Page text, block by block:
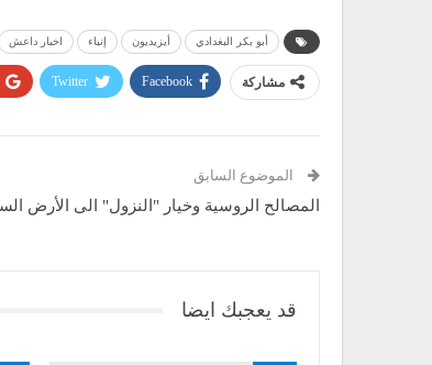
أبو بكر البغدادي أيزيديون إنباء اخبار داعش
مشاركة Facebook
Twitter
الموضوع السابق
المصالح الروسية وخيار "النزول" الى الأرض
قد يعجبك ايضا